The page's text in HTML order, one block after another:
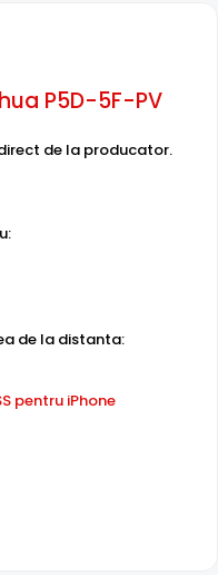
aproximativa la care
daca o persoana se
(foarte alba).
camera de
PV-0280B, este
(Smart IR).
IP Dome Wi-Fi PT
2.8 mm + 6 mm, IR
P5D-5F-PV
de la producator.
de la distanta:
pentru iPhone